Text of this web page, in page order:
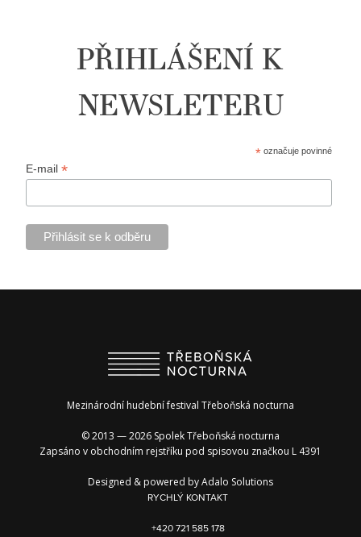
PŘIHLÁŠENÍ K
NEWSLETERU
* označuje povinné
E-mail*
Mezinárodní hudební festival Třeboňská nocturna
© 2013 — 2026 Spolek Třeboňská nocturna
Zapsáno v obchodním rejstříku pod spisovou značkou L 4391
Designed & powered byAdalo Solutions
RYCHLÝ KONTAKT
+420 721 585 178